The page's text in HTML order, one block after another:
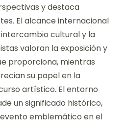
y destaca
El alcance internacional
cultural y la
valoran la exposición y
proporciona, mientras
su papel en la
artístico. El entorno
un significado histórico,
emblemático en el